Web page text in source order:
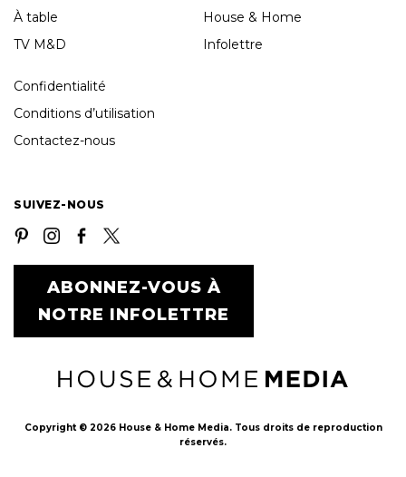
À table
TV M&D
House & Home
Infolettre
Confidentialité
Conditions d’utilisation
Contactez-nous
SUIVEZ-NOUS
ABONNEZ-VOUS À
NOTRE INFOLETTRE
Copyright © 2026 House & Home Media. Tous droits de reproduction
réservés.